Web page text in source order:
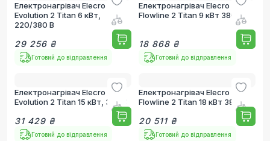
Електронагрівач Elecro
Evolution 2 Titan 6 кВт,
220/380 В
29 256 ₴
Готовий до відправлення
Електронагрівач Elecro
Flowline 2 Titan 9 кВт 380 В
18 868 ₴
Готовий до відправлення
Електронагрівач Elecro
Evolution 2 Titan 15 кВт, 380 В
31 429 ₴
Готовий до відправлення
Електронагрівач Elecro
Flowline 2 Titan 18 кВт 380 В
20 511 ₴
Готовий до відправлення